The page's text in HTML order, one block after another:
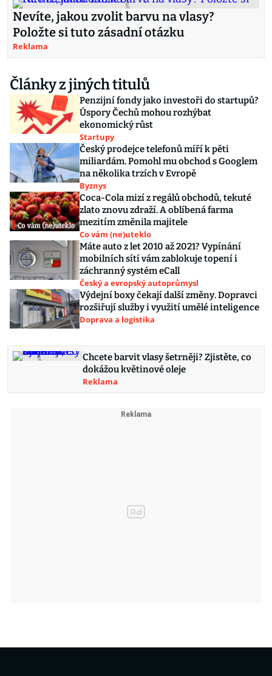
Nevíte, jakou zvolit barvu na vlasy?
Položte si tuto zásadní otázku
Reklama
Články z jiných titulů
Penzijní fondy jako investoři do startupů?
Úspory Čechů mohou rozhýbat
ekonomický růst
Startupy
Český prodejce telefonů míří k pěti
miliardám. Pomohl mu obchod s Googlem
na několika trzích v Evropě
Byznys
Coca-Cola mizí z regálů obchodů, tekuté
zlato znovu zdraží. A oblíbená farma
mezitím změnila majitele
Co vám (ne)uteklo
Máte auto z let 2010 až 2021? Vypínání
mobilních sítí vám zablokuje topení i
záchranný systém eCall
Český a evropský autoprůmysl
Výdejní boxy čekají další změny. Dopravci
rozšiřují služby i využití umělé inteligence
Doprava a logistika
Chcete barvit vlasy šetrněji? Zjistěte, co
dokážou květinové oleje
Reklama